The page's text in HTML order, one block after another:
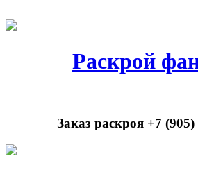
Раскрой
Заказ раскроя +7 (905)